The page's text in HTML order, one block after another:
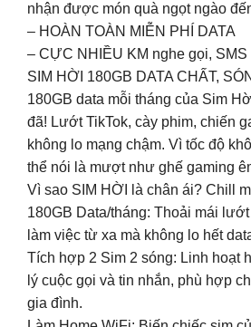
nhận được món quà ngọt ngào
– HOÀN TOÀN MIỄN PHÍ DATA
– CỰC NHIỀU KM nghe gọi, SMS
SIM HỜI 180GB DATA CHẤT,
180GB data mỗi tháng của Sim
đã! Lướt TikTok, cày phim, chiến
không lo mạng chậm. Vì tốc độ
thể nói là mượt như ghế gaming
Vì sao SIM HỜI là chân ái? Chill
180GB Data/tháng: Thoải mái
làm việc từ xa mà không lo hết
Tích hợp 2 Sim 2 sóng: Linh hoạt
lý cuộc gọi và tin nhắn, phù hợp
gia đình.